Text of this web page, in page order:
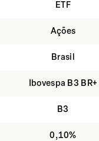
ETF
Ações
Brasil
Ibovespa B3 BR+
B3
0,10%